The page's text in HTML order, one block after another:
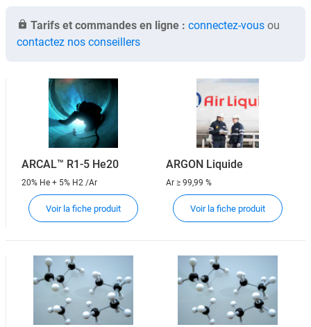
Tarifs et commandes en ligne : connectez-vous ou
contactez nos conseillers
ARCAL™ R1-5 He20
20% He + 5% H2 /Ar
Voir la fiche produit
ARGON Liquide
Ar ≥ 99,99 %
Voir la fiche produit